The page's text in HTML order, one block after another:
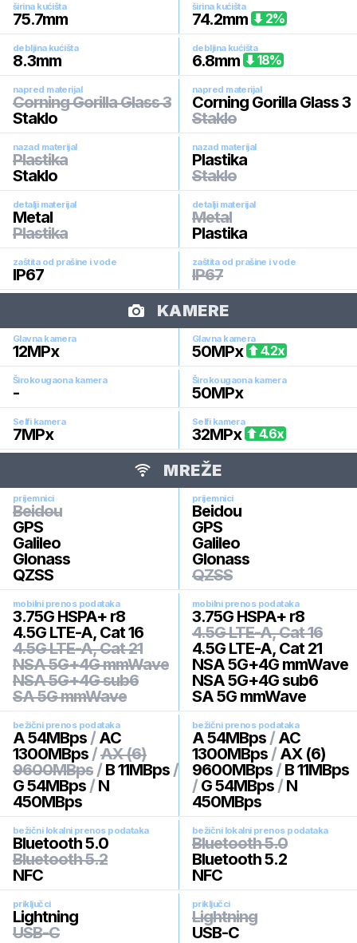
širina kućišta
75.7mm
širina kućišta
74.2mm 2%
debljina kućišta
8.3mm
debljina kućišta
6.8mm 18%
napred materijal
Corning Gorilla Glass 3
Staklo
napred materijal
Corning Gorilla Glass 3
Staklo
nazad materijal
Plastika
Staklo
nazad materijal
Plastika
Staklo
detalji materijal
Metal
Plastika
detalji materijal
Metal
Plastika
zaštita od prašine i vode
IP67
zaštita od prašine i vode
IP67
KAMERE
Glavna kamera
12MPx
Glavna kamera
50MPx 4.2x
Širokougaona kamera
-
Širokougaona kamera
50MPx
Selfi kamera
7MPx
Selfi kamera
32MPx 4.6x
MREŽE
prijemnici
Beidou
GPS
Galileo
Glonass
QZSS
prijemnici
Beidou
GPS
Galileo
Glonass
QZSS
mobilni prenos podataka
3.75G HSPA+ r8
4.5G LTE-A, Cat 16
4.5G LTE-A, Cat 21
NSA 5G+4G mmWave
NSA 5G+4G sub6
SA 5G mmWave
mobilni prenos podataka
3.75G HSPA+ r8
4.5G LTE-A, Cat 16
4.5G LTE-A, Cat 21
NSA 5G+4G mmWave
NSA 5G+4G sub6
SA 5G mmWave
bežični prenos podataka
A 54MBps / AC
1300MBps /AX (6)
9600MBps / B 11MBps /
G 54MBps / N
450MBps
bežični prenos podataka
A 54MBps / AC
1300MBps / AX (6)
9600MBps / B 11MBps
/ G 54MBps / N
450MBps
bežični lokalni prenos podataka
Bluetooth 5.0
Bluetooth 5.2
NFC
bežični lokalni prenos podataka
Bluetooth 5.0
Bluetooth 5.2
NFC
priključci
Lightning
USB-C
priključci
Lightning
USB-C